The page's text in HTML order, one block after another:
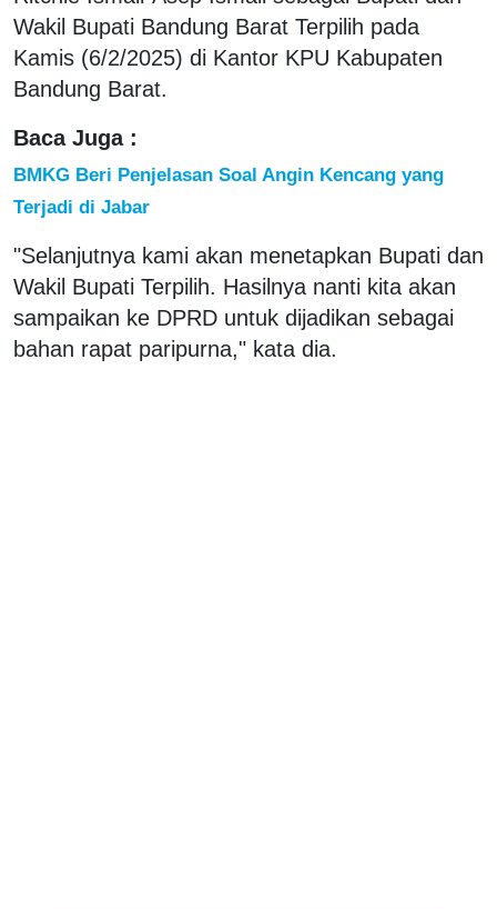
Wakil Bupati Bandung Barat Terpilih pada
Kamis (6/2/2025) di Kantor KPU Kabupaten
Bandung Barat.
Baca Juga :
BMKG Beri Penjelasan Soal Angin Kencang yang
Terjadi di Jabar
"Selanjutnya kami akan menetapkan Bupati dan
Wakil Bupati Terpilih. Hasilnya nanti kita akan
sampaikan ke DPRD untuk dijadikan sebagai
bahan rapat paripurna," kata dia.